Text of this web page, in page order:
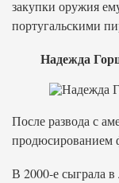
закупки оружия
португальскими
Надежда
После развода с
продюсированием
В 2000-е сыграла